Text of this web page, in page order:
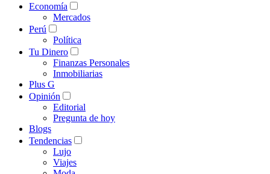
Economía
Mercados
Perú
Política
Tu Dinero
Finanzas Personales
Inmobiliarias
Plus G
Opinión
Editorial
Pregunta de hoy
Blogs
Tendencias
Lujo
Viajes